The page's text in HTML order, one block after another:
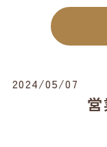
2024/05/07